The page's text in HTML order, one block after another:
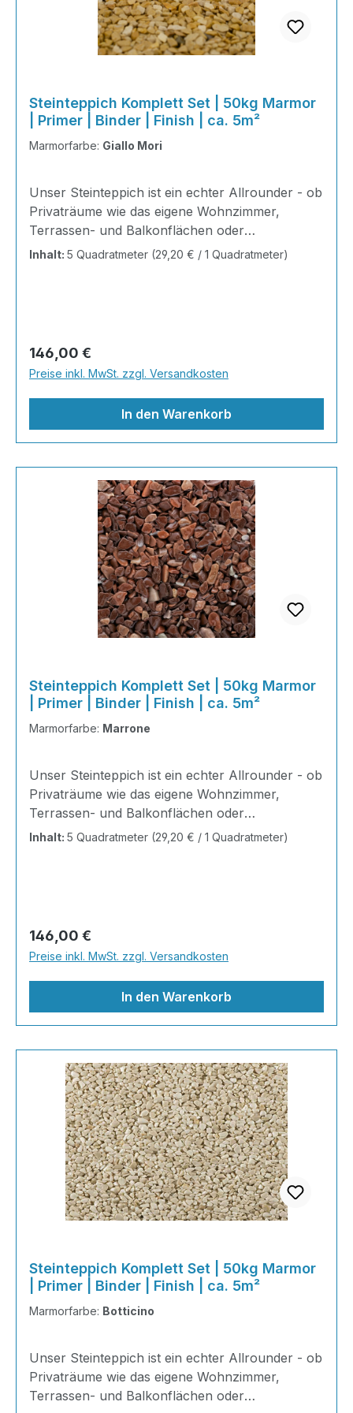
Steinteppich Komplett Set | 50kg Marmor
| Primer | Binder | Finish | ca. 5m²
Marmorfarbe: Giallo Mori
Unser Steinteppich ist ein echter Allrounder - ob
Privaträume wie das eigene Wohnzimmer,
Terrassen- und Balkonflächen oder
Gewerbeobjekte und Austellungsräume; unsere
und einfach zu verlegen. Stöbern Sie in unserem
Shop nach Ihrer Lieblingsfarbe und legen Sie
gleich los!Inhalt 2x25kg Marmorsteine 1kg
Grundierung AT-EG30 4kg Ste
Inhalt: 5 Quadratmeter (29,20 € / 1 Quadratmeter)
Regulärer Preis:
146,00 €
Preise inkl. MwSt. zzgl. Versandkosten
In den Warenkorb
Steinteppich Komplett Set | 50kg Marmor
| Primer | Binder | Finish | ca. 5m²
Marmorfarbe: Marrone
Unser Steinteppich ist ein echter Allrounder - ob
Privaträume wie das eigene Wohnzimmer,
Terrassen- und Balkonflächen oder
Gewerbeobjekte und Austellungsräume; unsere
und einfach zu verlegen. Stöbern Sie in unserem
Shop nach Ihrer Lieblingsfarbe und legen Sie
gleich los!Inhalt 2x25kg Marmorsteine 1kg
Grundierung AT-EG30 4kg Ste
Inhalt: 5 Quadratmeter (29,20 € / 1 Quadratmeter)
Regulärer Preis:
146,00 €
Preise inkl. MwSt. zzgl. Versandkosten
In den Warenkorb
Steinteppich Komplett Set | 50kg Marmor
| Primer | Binder | Finish | ca. 5m²
Marmorfarbe: Botticino
Unser Steinteppich ist ein echter Allrounder - ob
Privaträume wie das eigene Wohnzimmer,
Terrassen- und Balkonflächen oder